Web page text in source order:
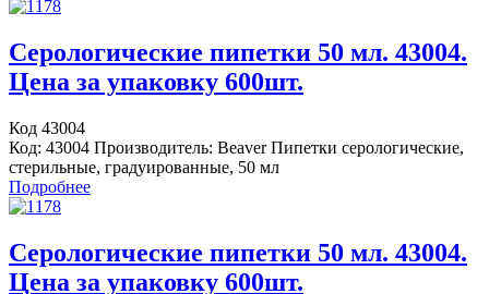
Серологические пипетки 50 мл. 43004.
Цена за упаковку 600шт.
Код 43004
Код: 43004 Производитель: Beaver Пипетки серологические,
стерильные, градуированные, 50 мл
Подробнее
Серологические пипетки 50 мл. 43004.
Цена за упаковку 600шт.